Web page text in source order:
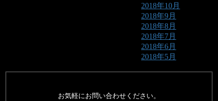
2018年10月
2018年9月
2018年8月
2018年7月
2018年6月
2018年5月
お気軽にお問い合わせください。